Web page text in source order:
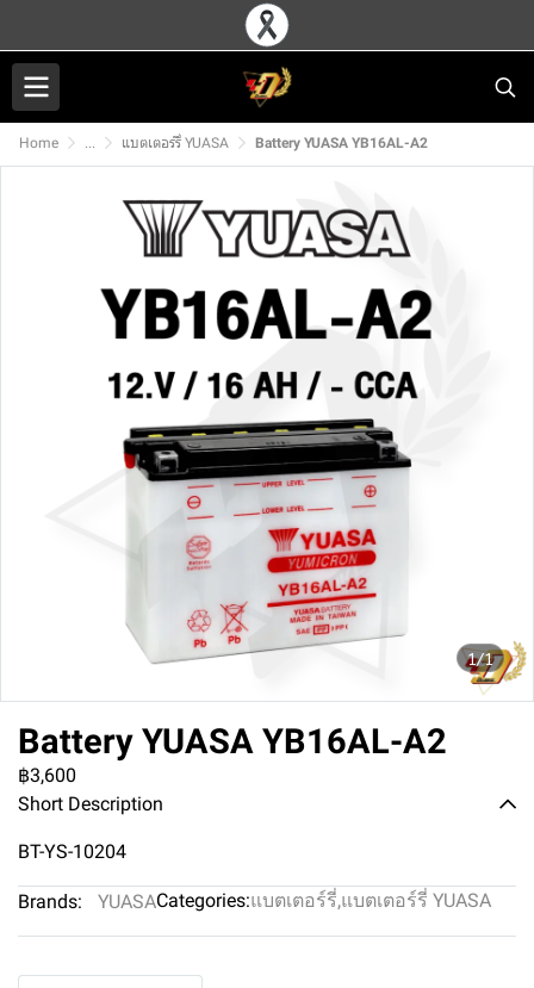
Home ... แบตเตอร์รี่ YUASA Battery YUASA YB16AL-A2
1/1
Battery YUASA YB16AL-A2
฿3,600
Short Description
BT-YS-10204
Brands: YUASACategories:แบตเตอร์รี่,แบตเตอร์รี่ YUASA